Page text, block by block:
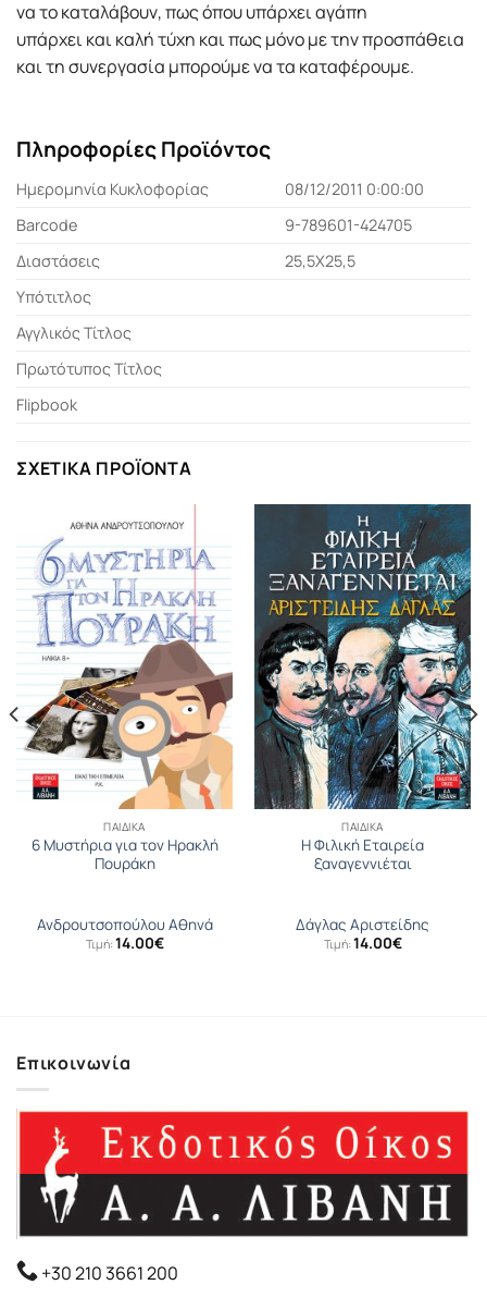
να το καταλάβουν, πως όπου υπάρχει αγάπη
υπάρχει και καλή τύχη και πως μόνο με την προσπάθεια
και τη συνεργασία μπορούμε να τα καταφέρουμε.
Πληροφορίες Προϊόντος
Ημερομηνία Κυκλοφορίας
08/12/2011 0:00:00
Barcode
9-789601-424705
Διαστάσεις
25,5Χ25,5
Υπότιτλος
Αγγλικός Τίτλος
Πρωτότυπος Τίτλος
Flipbook
ΣΧΕΤΙΚΆ ΠΡΟΪΌΝΤΑ
ΠΑΙΔΙΚΆ
6 Μυστήρια για τον Ηρακλή
Πουράκη
Ανδρουτσοπούλου Αθηνά
Τιμή: 14.00€
ΠΑΙΔΙΚΆ
Η Φιλική Εταιρεία
ξαναγεννιέται
Δάγλας Αριστείδης
Τιμή: 14.00€
Επικοινωνία
+30 210 3661 200